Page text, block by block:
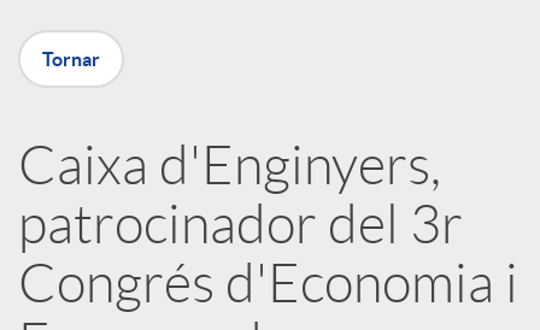
X
r
x
Tornar
Caixa d'Enginyers,
patrocinador del 3r
Congrés d'Economia i